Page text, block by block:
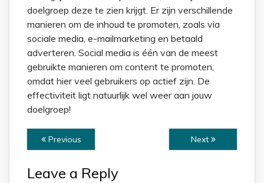
doelgroep deze te zien krijgt. Er zijn verschillende
manieren om de inhoud te promoten, zoals via
sociale media, e-mailmarketing en betaald
adverteren. Social media is één van de meest
gebruikte manieren om content te promoten,
omdat hier veel gebruikers op actief zijn. De
effectiviteit ligt natuurlijk wel weer aan jouw
doelgroep!
Previous Next
Leave a Reply